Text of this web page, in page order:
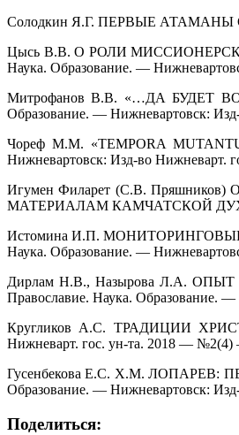
Солодкин Я.Г. ПЕРВЫЕ АТАМАНЫ
Цысь В.В. О РОЛИ
Наука. Образование. —
Митрофанов В.В. «…ДА БУДЕТ
Образование. — Нижневартовск:
Чореф М.М. «TEMPORA
Нижневартовск: Изд-во
Игумен Филарет (С.В.
МАТЕРИАЛАМ КАМЧАТСКОЙ
Истомина И.П.
Наука. Образование. —
Дирлам Н.В., Назырова Л.А.
Православие. Наука. Образование.
Кругликов А.С. ТРАДИЦИИ
Нижневарт. гос. ун-та. 2018 —
Гусенбекова Е.С. Х.М.
Образование. — Нижневартовск:
Поделиться: